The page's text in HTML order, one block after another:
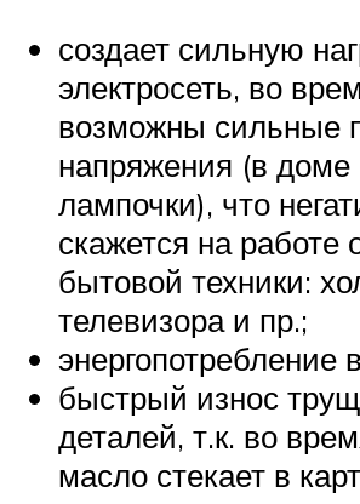
создает сильную
электросеть, во
возможны сильные
напряжения (в доме
лампочки), что
скажется на работе
бытовой техники:
телевизора и пр.;
энергопотребление
быстрый износ
деталей, т.к. во
масло стекает в